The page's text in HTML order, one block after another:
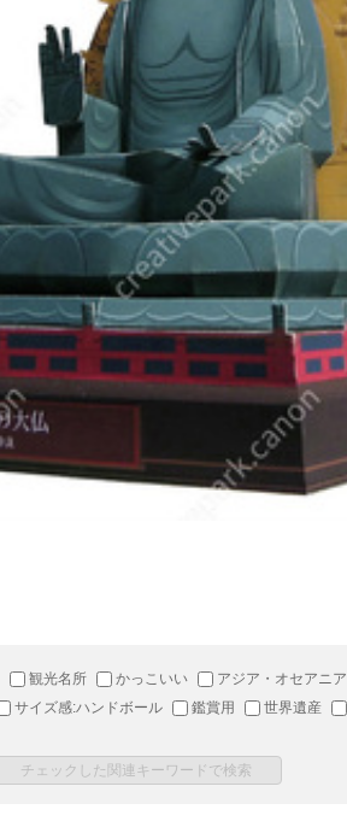
観光名所 かっこいい アジア・オセアニア
サイズ感:ハンドボール 鑑賞用 世界遺産